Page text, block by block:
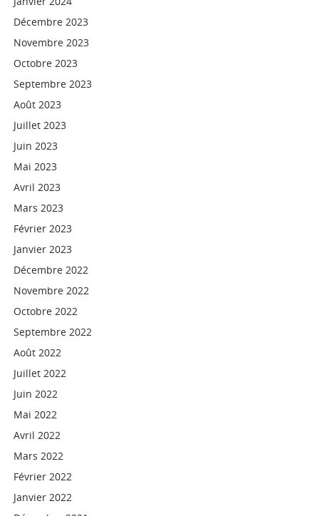
Décembre 2023
Novembre 2023
Octobre 2023
Septembre 2023
Août 2023
Juillet 2023
Juin 2023
Mai 2023
Avril 2023
Mars 2023
Février 2023
Janvier 2023
Décembre 2022
Novembre 2022
Octobre 2022
Septembre 2022
Août 2022
Juillet 2022
Juin 2022
Mai 2022
Avril 2022
Mars 2022
Février 2022
Janvier 2022